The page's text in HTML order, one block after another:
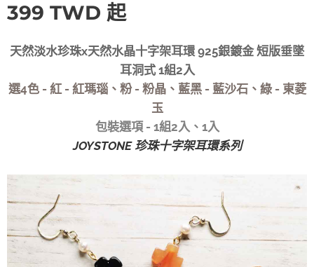
399 TWD 起
天然淡水珍珠x天然水晶十字架耳環 925銀鍍金 短版垂墜
耳洞式 1組2入
選4色 - 紅 - 紅瑪瑙、粉 - 粉晶、藍黑 - 藍沙石、綠 - 東菱
玉
包裝選項 - 1組2入、1入
JOYSTONE 珍珠十字架耳環系列